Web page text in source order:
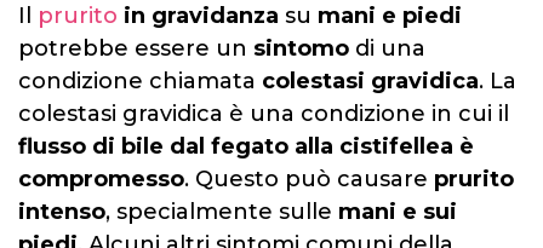
Il prurito in gravidanza su mani e piedi
potrebbe essere un sintomo di una
condizione chiamata colestasi gravidica. La
colestasi gravidica è una condizione in cui il
flusso di bile dal fegato alla cistifellea è
compromesso. Questo può causare prurito
intenso, specialmente sulle mani e sui